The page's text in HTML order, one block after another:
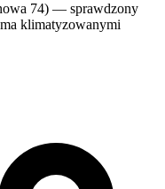
74) — sprawdzony
klimatyzowanymi